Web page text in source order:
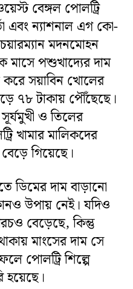
বেঙ্গল পোলট্রি
এবং ন্যাশনাল এগ কো-
মদনমোহন
মাসে পশুখাদ্যের দাম
করে সয়াবিন খোলের
৭৮ টাকায় পৌঁছেছে।
ও তিলের
খামার মালিকদের
গিয়েছে।
ডিমের দাম বাড়ানো
উপায় নেই। যদিও
বেড়েছে, কিন্তু
মাংসের দাম সে
পোলট্রি শিল্পে